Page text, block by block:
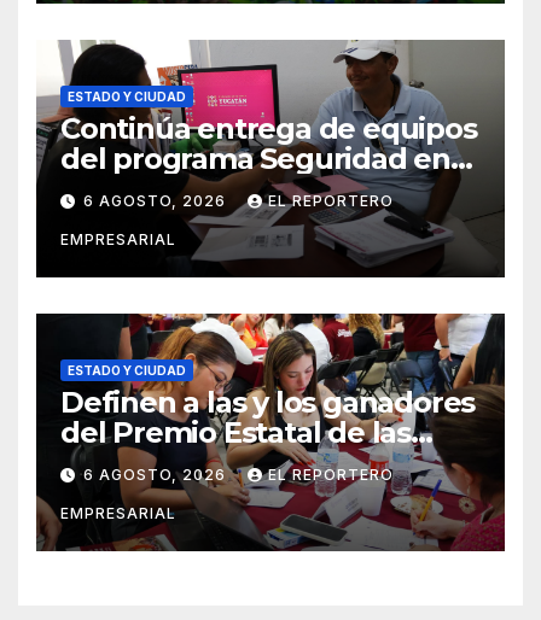
ESTADO Y CIUDAD
Continúa entrega de equipos
del programa Seguridad en
el Mar
6 AGOSTO, 2026 EL REPORTERO
EMPRESARIAL
ESTADO Y CIUDAD
Definen a las y los ganadores
del Premio Estatal de las
Juventudes 2026
6 AGOSTO, 2026 EL REPORTERO
EMPRESARIAL